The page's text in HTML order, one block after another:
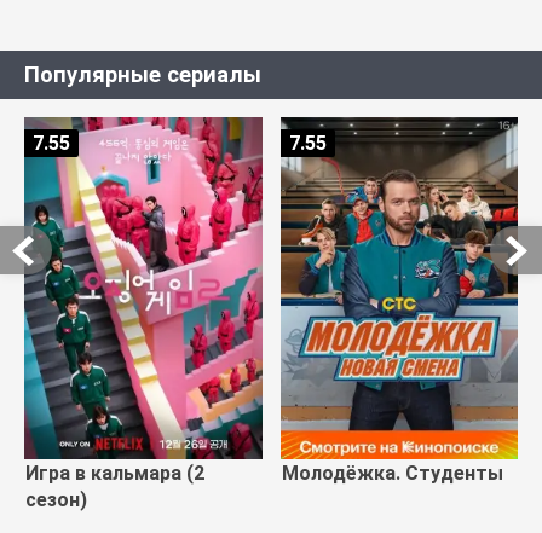
Популярные сериалы
Игра в кальмара (2
сезон)
7.55
Молодёжка. Студенты
7.55